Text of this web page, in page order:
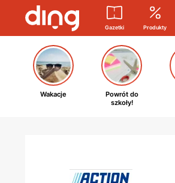
Gazetki Produkty
Wakacje
Powrót do
szkoły!